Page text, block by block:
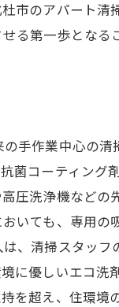
市のアパート清
第一歩となる
手作業中心の
菌コーティング
圧洗浄機などの
いても、専用の
、清掃スタッフ
に優しいエコ洗
を超え、住環境